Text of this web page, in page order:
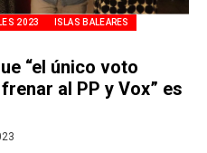
2023
ISLAS BALEARES
“el único voto
al PP y Vox” es